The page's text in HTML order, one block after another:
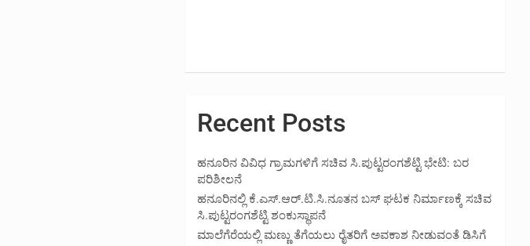
Recent Posts
ಹನೂರಿನ ವಿವಿಧ ಗ್ರಾಮಗಳಿಗೆ ಸಚಿವ ಸಿ.ಪುಟ್ಟರಂಗಶೆಟ್ಟಿ ಭೇಟಿ: ಬರ
ಪರಿಶೀಲನೆ
ಹನೂರಿನಲ್ಲಿ ಕೆ.ಎಸ್.ಆರ್.ಟಿ.ಸಿ.ನೂತನ ಬಸ್ ಘಟಕ ನಿರ್ಮಾಣಕ್ಕೆ ಸಚಿವ
ಸಿ.ಪುಟ್ಟರಂಗಶೆಟ್ಟಿ ಶಂಕುಸ್ಥಾಪನೆ
ಮಾಲೆಗೆರೆಯಲ್ಲಿ ಮಣ್ಣು ತೆಗೆಯಲು ರೈತರಿಗೆ ಅವಕಾಶ ನೀಡುವಂತೆ ಡಿಸಿಗೆ